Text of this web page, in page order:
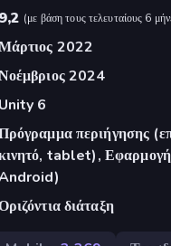
9,2 (με βάση τους τελευταίους 6
2022
2024
Unity 6
περιήγησης
tablet),
διάταξη